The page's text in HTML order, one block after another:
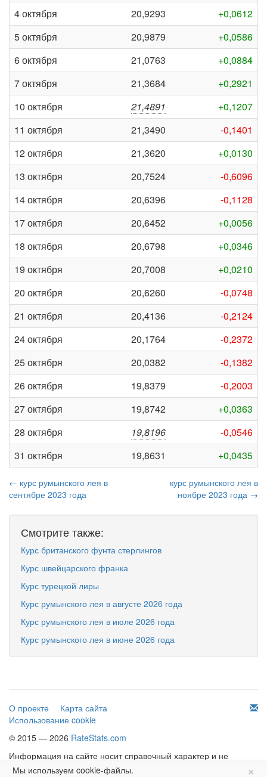
4 октября
20,9293
+0,0612
5 октября
20,9879
+0,0586
6 октября
21,0763
+0,0884
7 октября
21,3684
+0,2921
10 октября
21,4891
+0,1207
11 октября
21,3490
-0,1401
12 октября
21,3620
+0,0130
13 октября
20,7524
-0,6096
14 октября
20,6396
-0,1128
17 октября
20,6452
+0,0056
18 октября
20,6798
+0,0346
19 октября
20,7008
+0,0210
20 октября
20,6260
-0,0748
21 октября
20,4136
-0,2124
24 октября
20,1764
-0,2372
25 октября
20,0382
-0,1382
26 октября
19,8379
-0,2003
27 октября
19,8742
+0,0363
28 октября
19,8196
-0,0546
31 октября
19,8631 +0,0435
← курс румынского лея в
сентябре 2023 года
курс румынского лея в
ноябре 2023 года →
Смотрите также:
Курс британского фунта стерлингов
Курс швейцарского франка
Курс турецкой лиры
Курс румынского лея в августе 2026 года
Курс румынского лея в июле 2026 года
Курс румынского лея в июне 2026 года
О проекте
Карта сайта
Использование cookie
© 2015 — 2026 RateStats.com
Информация на сайте носит справочный характер и не
является офертой.
×
Мы используем cookie-файлы.